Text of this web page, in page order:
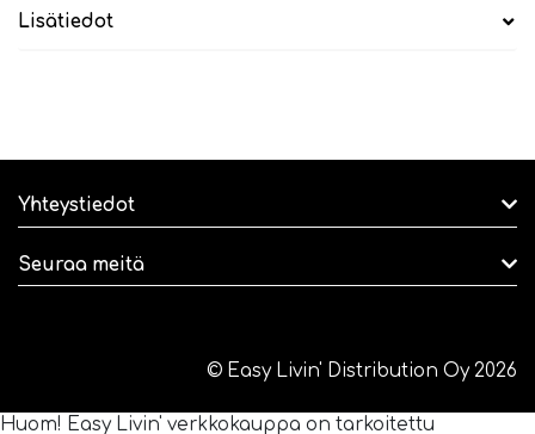
Lisätiedot
Yhteystiedot
Seuraa meitä
© Easy Livin' Distribution Oy 2026
Huom! Easy Livin' verkkokauppa on tarkoitettu